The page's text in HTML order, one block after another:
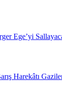
Ege’yi
Harekâtı